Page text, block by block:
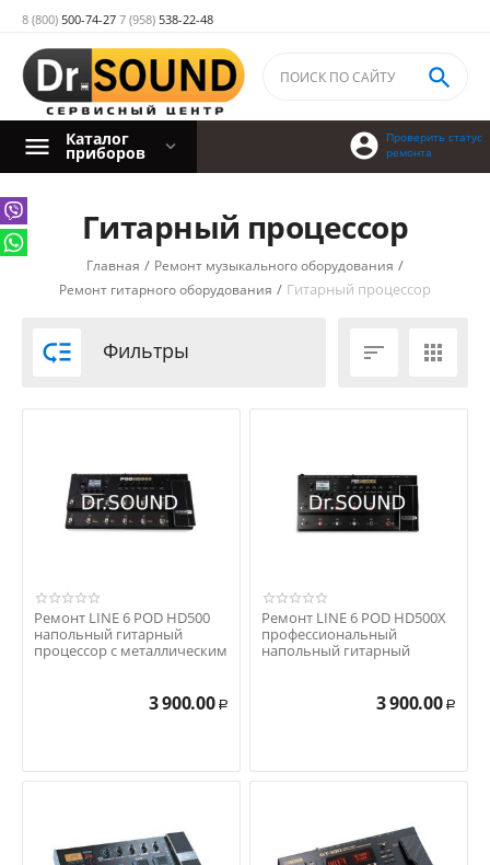
8 (800) 500-74-27 7 (958) 538-22-48
Проверить статус
ремонта


Каталог
приборов
Гитарный процессор
Главная / Ремонт музыкального оборудования /
Ремонт гитарного оборудования / Гитарный процессор
 Фильтры  
Ремонт LINE 6 POD HD500
напольный гитарный
процессор с металлическим
3 900.00 Р
Ремонт LINE 6 POD HD500X
профессиональный
напольный гитарный
3 900.00 Р